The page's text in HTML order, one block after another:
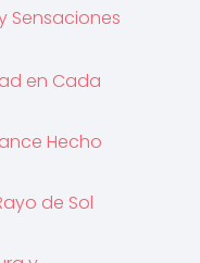
Sensaciones
en Cada
Hecho
de Sol